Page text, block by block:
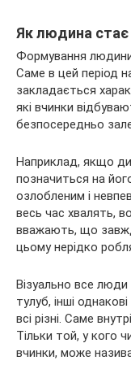
Як людина
Формування
Саме в цей період
закладається
які вчинки
безпосередньо
Наприклад, якщо
позначиться на
озлобленим і
весь час хвалять,
вважають, що
цьому нерідко
Візуально все люди
тулуб, інші
всі різні. Саме
Тільки той, у кого
вчинки, може